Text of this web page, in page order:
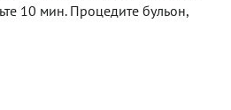
10 мин. Процедите бульон,